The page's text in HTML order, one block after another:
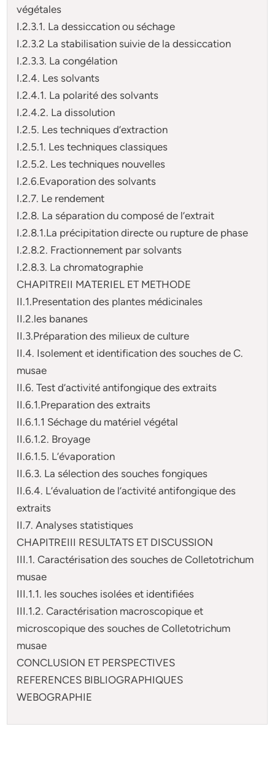
végétales
I.2.3.1. La dessiccation ou séchage
I.2.3.2 La stabilisation suivie de la dessiccation
I.2.3.3. La congélation
I.2.4. Les solvants
I.2.4.1. La polarité des solvants
I.2.4.2. La dissolution
I.2.5. Les techniques d’extraction
I.2.5.1. Les techniques classiques
I.2.5.2. Les techniques nouvelles
I.2.6.Evaporation des solvants
I.2.7. Le rendement
I.2.8. La séparation du composé de l’extrait
I.2.8.1.La précipitation directe ou rupture de phase
I.2.8.2. Fractionnement par solvants
I.2.8.3. La chromatographie
CHAPITREII MATERIEL ET METHODE
II.1.Presentation des plantes médicinales
II.2.les bananes
II.3.Préparation des milieux de culture
II.4. Isolement et identification des souches de C.
musae
II.6. Test d’activité antifongique des extraits
II.6.1.Preparation des extraits
II.6.1.1 Séchage du matériel végétal
II.6.1.2. Broyage
II.6.1.5. L’évaporation
II.6.3. La sélection des souches fongiques
II.6.4. L’évaluation de l’activité antifongique des
extraits
II.7. Analyses statistiques
CHAPITREIII RESULTATS ET DISCUSSION
III.1. Caractérisation des souches de Colletotrichum
musae
III.1.1. les souches isolées et identifiées
III.1.2. Caractérisation macroscopique et
microscopique des souches de Colletotrichum
musae
CONCLUSION ET PERSPECTIVES
REFERENCES BIBLIOGRAPHIQUES
WEBOGRAPHIE